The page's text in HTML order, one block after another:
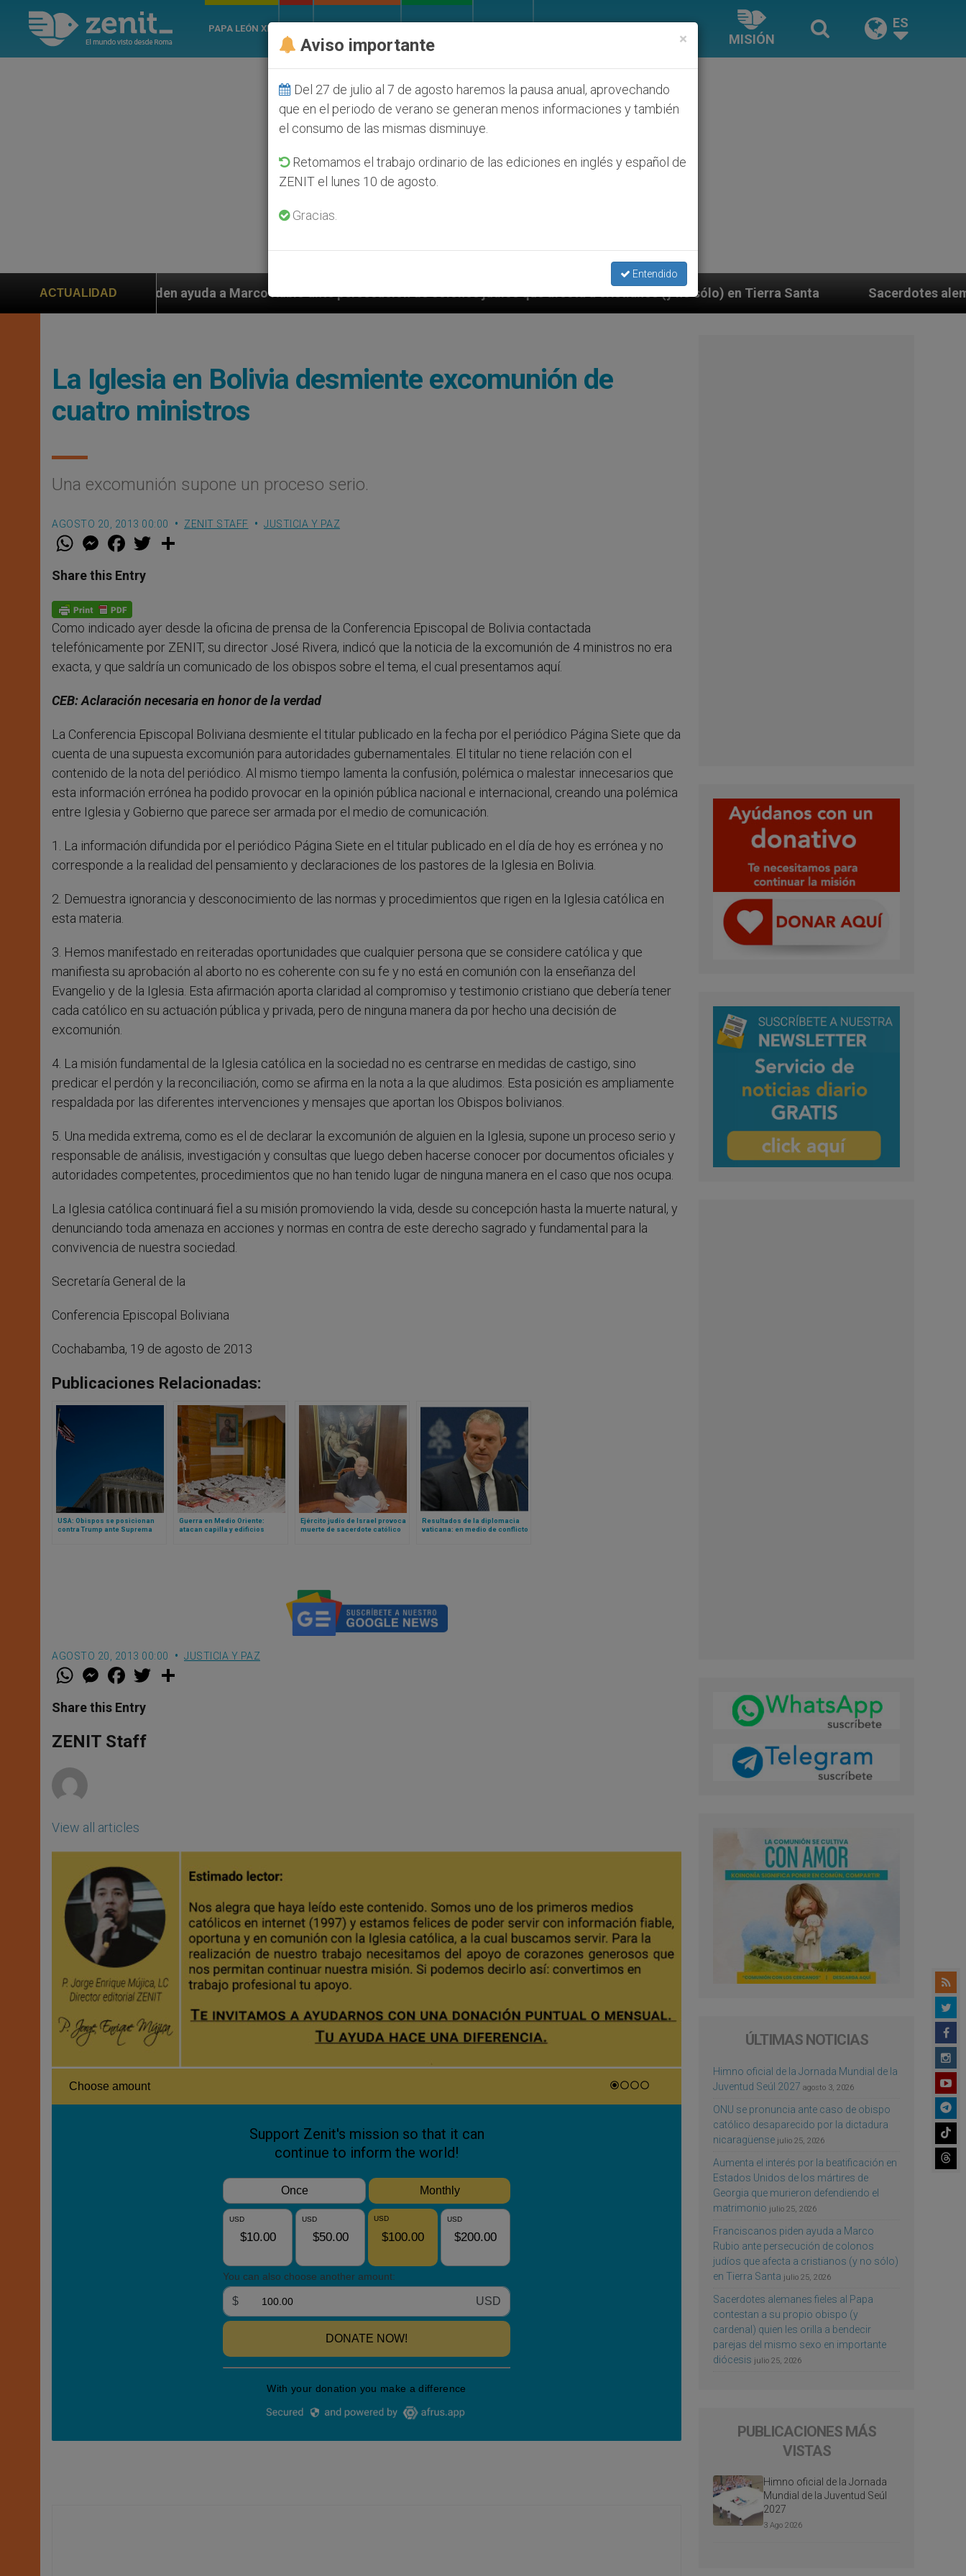
PAPA LEÓN XIV
MISIÓN
ES
ACTUALIDAD
piden ayuda a Marco Rubio ante persecución de colonos judíos que afecta a cristianos (y no sólo) en Tierra Santa Sacerdotes alemanes fieles al Papa
La Iglesia en Bolivia desmiente excomunión de
cuatro ministros
Una excomunión supone un proceso serio.
AGOSTO 20, 2013 00:00 ZENIT STAFF JUSTICIA Y PAZ
W
t
s
p
p
M
e
s
e
g
e
r
F
a
e
b
o
k
w
Share this Entry
Como indicado ayer desde la oficina de prensa de la Conferencia Episcopal de Bolivia contactada
telefónicamente por ZENIT, su director José Rivera, indicó que la noticia de la excomunión de 4 ministros no era
exacta, y que saldría un comunicado de los obispos sobre el tema, el cual presentamos aquí.
CEB: Aclaración necesaria en honor de la verdad
La Conferencia Episcopal Boliviana desmiente el titular publicado en la fecha por el periódico Página Siete que da
cuenta de una supuesta excomunión para autoridades gubernamentales. El titular no tiene relación con el
contenido de la nota del periódico. Al mismo tiempo lamenta la confusión, polémica o malestar innecesarios que
esta información errónea ha podido provocar en la opinión pública nacional e internacional, creando una polémica
entre Iglesia y Gobierno que parece ser armada por el medio de comunicación.
1. La información difundida por el periódico Página Siete en el titular publicado en el día de hoy es errónea y no
corresponde a la realidad del pensamiento y declaraciones de los pastores de la Iglesia en Bolivia.
2. Demuestra ignorancia y desconocimiento de las normas y procedimientos que rigen en la Iglesia católica en
esta materia.
3. Hemos manifestado en reiteradas oportunidades que cualquier persona que se considere católica y que
manifiesta su aprobación al aborto no es coherente con su fe y no está en comunión con la enseñanza del
Evangelio y de la Iglesia. Esta afirmación aporta claridad al compromiso y testimonio cristiano que debería tener
cada católico en su actuación pública y privada, pero de ninguna manera da por hecho una decisión de
excomunión.
4. La misión fundamental de la Iglesia católica en la sociedad no es centrarse en medidas de castigo, sino
predicar el perdón y la reconciliación, como se afirma en la nota a la que aludimos. Esta posición es ampliamente
respaldada por las diferentes intervenciones y mensajes que aportan los Obispos bolivianos.
5. Una medida extrema, como es el de declarar la excomunión de alguien en la Iglesia, supone un proceso serio y
responsable de análisis, investigación y consultas que luego deben hacerse conocer por documentos oficiales y
autoridades competentes, procedimientos que no han tenido lugar de ninguna manera en el caso que nos ocupa.
La Iglesia católica continuará fiel a su misión promoviendo la vida, desde su concepción hasta la muerte natural, y
denunciando toda amenaza en acciones y normas en contra de este derecho sagrado y fundamental para la
convivencia de nuestra sociedad.
Secretaría General de la
Conferencia Episcopal Boliviana
Cochabamba, 19 de agosto de 2013
Publicaciones Relacionadas:
USA: Obispos se posicionan
contra Trump ante Suprema
Guerra en Medio Oriente:
atacan capilla y edificios
Ejército judío de Israel provoca
muerte de sacerdote católico
Resultados de la diplomacia
vaticana: en medio de conflicto
AGOSTO 20, 2013 00:00 JUSTICIA Y PAZ
W
t
s
p
p
M
e
s
e
g
e
F
a
e
b
o
k
w
Share this Entry
ZENIT Staff
View all articles
ÚLTIMAS NOTICIAS
Himno oficial de la Jornada Mundial de la
Juventud Seúl 2027 agosto 3, 2026
ONU se pronuncia ante caso de obispo
católico desaparecido por la dictadura
nicaragüense julio 25, 2026
Aumenta el interés por la beatificación en
Estados Unidos de los mártires de
Georgia que murieron defendiendo el
matrimonio julio 25, 2026
Franciscanos piden ayuda a Marco
Rubio ante persecución de colonos
judíos que afecta a cristianos (y no sólo)
en Tierra Santa julio 25, 2026
Sacerdotes alemanes fieles al Papa
contestan a su propio obispo (y
cardenal) quien les orilla a bendecir
parejas del mismo sexo en importante
diócesis julio 25, 2026
PUBLICACIONES MÁS
VISTAS
Himno oficial de la Jornada
Mundial de la Juventud Seúl
2027
3 Ago 2026
×
Aviso importante
Del 27 de julio al 7 de agosto haremos la pausa anual, aprovechando
que en el periodo de verano se generan menos informaciones y también
el consumo de las mismas disminuye.
Retomamos el trabajo ordinario de las ediciones en inglés y español de
ZENIT el lunes 10 de agosto.
Gracias.
Entendido